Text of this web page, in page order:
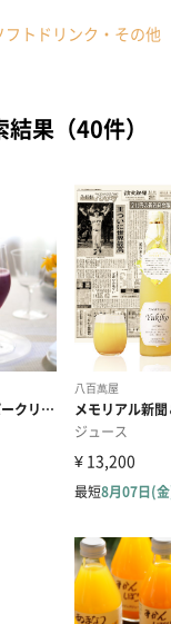
フトドリンク・その他
果（40件）